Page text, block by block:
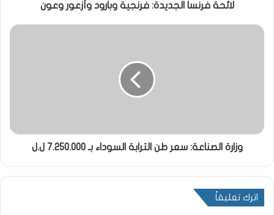
لائحة فرنسا الجديدة: فرنجية وبارود وأزعور وعون
وزارة الصناعة: سعر طن الترابة السوداء بـ ٧.٢٥٠.٠٠٠ ل.ل
اترك تعليقاً